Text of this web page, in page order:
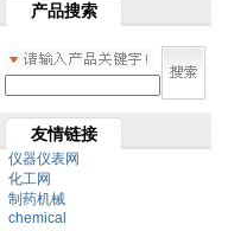
产品搜索
友情链接
仪器仪表网
化工网
制药机械
chemical